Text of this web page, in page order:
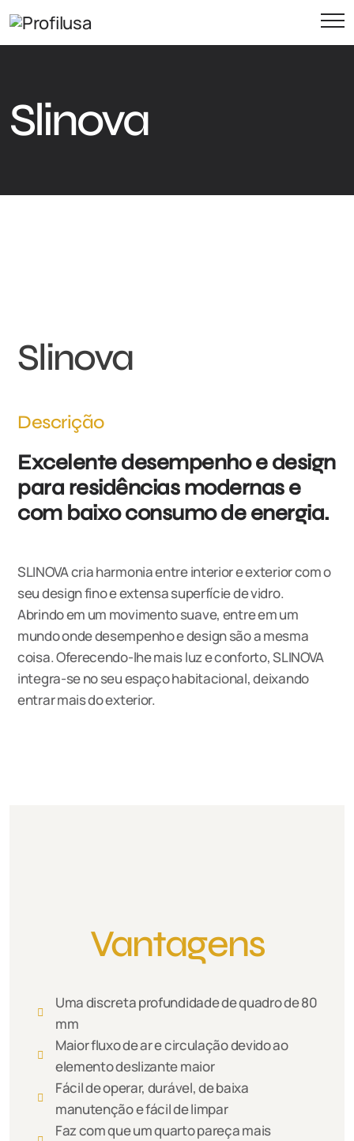
Slinova
Slinova
Descrição
Excelente desempenho e design
para residências modernas e
com baixo consumo de energia.
SLINOVA cria harmonia entre interior e exterior com o
seu design fino e extensa superfície de vidro.
Abrindo em um movimento suave, entre em um
mundo onde desempenho e design são a mesma
coisa. Oferecendo-lhe mais luz e conforto, SLINOVA
integra-se no seu espaço habitacional, deixando
entrar mais do exterior.
Vantagens
Uma discreta profundidade de quadro de 80
mm
Maior fluxo de ar e circulação devido ao
elemento deslizante maior
Fácil de operar, durável, de baixa
manutenção e fácil de limpar
Faz com que um quarto pareça mais